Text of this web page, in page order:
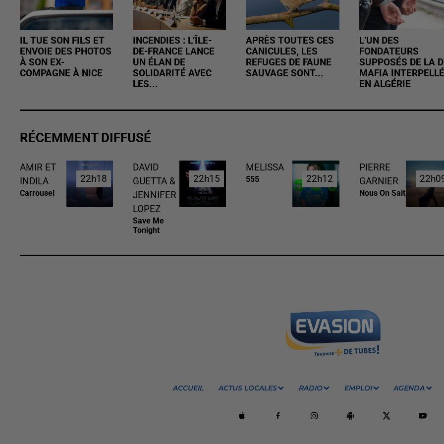
IL TUE SON FILS ET
ENVOIE DES PHOTOS
À SON EX-
COMPAGNE À NICE
INCENDIES : L’ÎLE-
DE-FRANCE LANCE
UN ÉLAN DE
SOLIDARITÉ AVEC
LES...
APRÈS TOUTES CES
CANICULES, LES
REFUGES DE FAUNE
SAUVAGE SONT...
L’UN DES
FONDATEURS
SUPPOSÉS DE LA
MAFIA INTERPELLÉ
EN ALGÉRIE
RÉCEMMENT DIFFUSÉ
AMIR ET
INDILA
Carrousel
22h18
22h18
DAVID
GUETTA &
JENNIFER
LOPEZ
Save Me
Tonight
22h15
22h15
MELISSA
555 22h12
22h12
PIERRE
GARNIER
Nous On Sait
ACCUEIL ACTUS LOCALES RADIO EMPLOI AGENDA